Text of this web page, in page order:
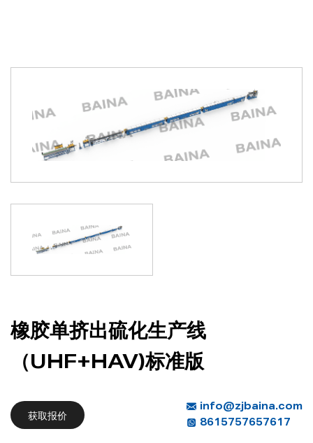
联系我们
橡胶单挤出硫化生产线
（UHF+HAV)标准版
获取报价
info@zjbaina.com
8615757657617